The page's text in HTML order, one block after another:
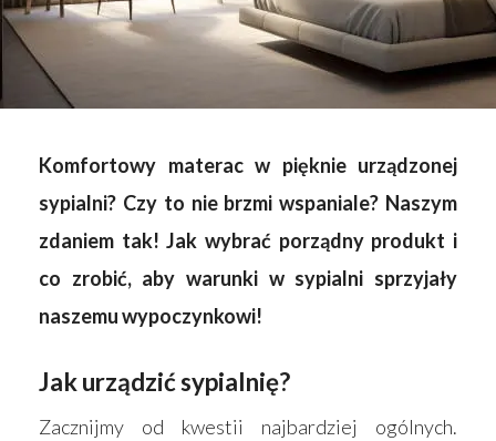
Komfortowy materac w pięknie urządzonej
sypialni? Czy to nie brzmi wspaniale? Naszym
zdaniem tak! Jak wybrać porządny produkt i
co zrobić, aby warunki w sypialni sprzyjały
naszemu wypoczynkowi!
Jak urządzić sypialnię?
Zacznijmy od kwestii najbardziej ogólnych.